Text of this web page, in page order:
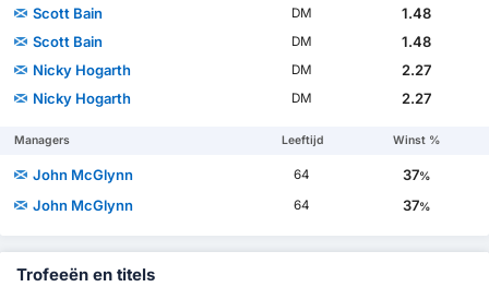
Scott Bain DM
1.48
Scott Bain
DM
1.48
Nicky Hogarth
DM
2.27
Nicky Hogarth
DM 2.27
Managers Leeftijd Winst %
John McGlynn 64 37%
John McGlynn 64 37%
Trofeeën en titels